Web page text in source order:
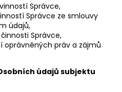
Správce,
Správce ze smlouvy
údajů,
Správce,
práv a zájmů
údajů subjektu